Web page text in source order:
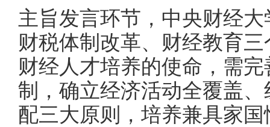
主旨发言环节，中央财经
财税体制改革、财经教育
财经人才培养的使命，需
制，确立经济活动全覆盖
配三大原则，培养兼具家